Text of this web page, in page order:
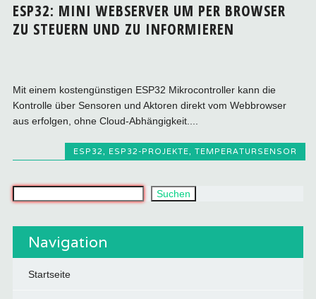
ESP32: MINI WEBSERVER UM PER BROWSER
ZU STEUERN UND ZU INFORMIEREN
Mit einem kostengünstigen ESP32 Mikrocontroller kann die
Kontrolle über Sensoren und Aktoren direkt vom Webbrowser
aus erfolgen, ohne Cloud-Abhängigkeit....
ESP32, ESP32-PROJEKTE, TEMPERATURSENSOR
Suchen
Navigation
Startseite